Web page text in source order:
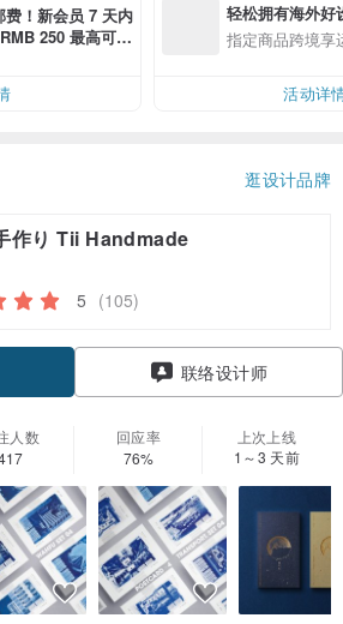
！新会员 7 天内
250 最高可折
轻松拥有海外好
指定商品跨境享
活动详
逛设计品牌
作り Tii Handmade
5 (105)
联络设计师
人数
回应率
76%
上次上线
1～3 天前